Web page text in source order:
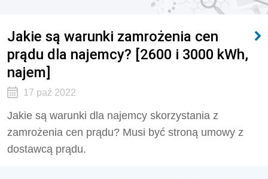
Jakie są warunki zamrożenia cen
prądu dla najemcy? [2600 i 3000 kWh,
najem]
17 paź 2022
Jakie są warunki dla najemcy skorzystania z
zamrożenia cen prądu? Musi być stroną umowy z
dostawcą prądu.